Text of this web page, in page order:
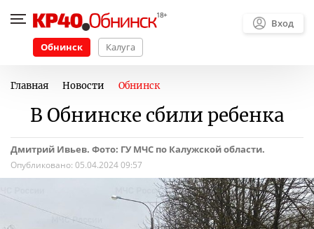
Обнинск Калуга
Вход
Главная Новости Обнинск
В Обнинске сбили ребенка
Дмитрий Ивьев. Фото: ГУ МЧС по Калужской области.
Опубликовано: 05.04.2024 09:57